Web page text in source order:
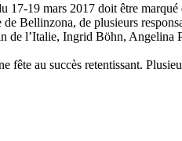
19 mars 2017 doit être
Bellinzona, de plusieurs
l’Italie, Ingrid Böhn, Angelina
au succès retentissant.